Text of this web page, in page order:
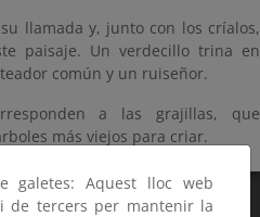
llamada y, junto con los críalos,
paisaje. Un verdecillo trina en
común y un ruiseñor.
a las grajillas, que
más viejos para criar.
3:04
galetes: Aquest lloc web
de tercers per mantenir la